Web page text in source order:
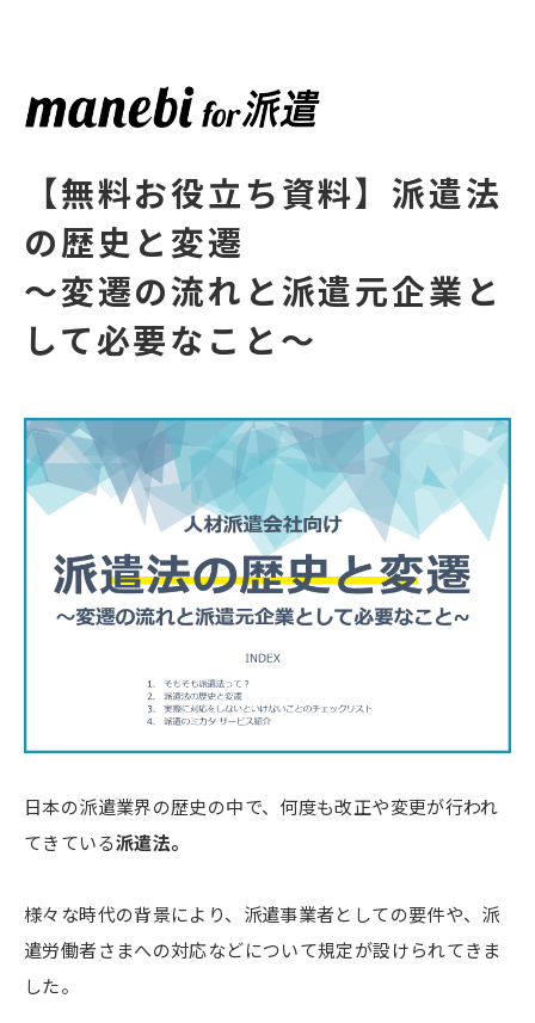
【無料お役立ち資料】派遣法
の歴史と変遷
～変遷の流れと派遣元企業と
して必要なこと～
日本の派遣業界の歴史の中で、何度も改正や変更が行われ
てきている派遣法。
様々な時代の背景により、派遣事業者としての要件や、派
遣労働者さまへの対応などについて規定が設けられてきま
した。